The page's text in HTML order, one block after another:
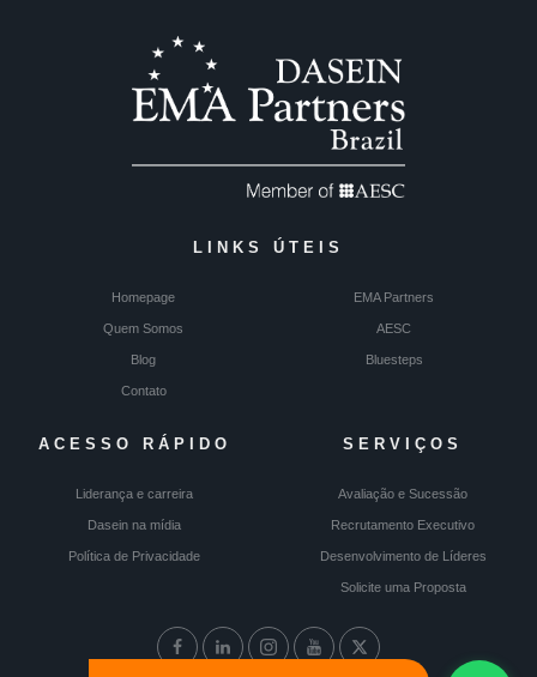
LINKS ÚTEIS
Homepage EMA Partners
Quem Somos AESC
Blog Bluesteps
Contato
ACESSO RÁPIDO
Liderança e carreira
Dasein na mídia
Política de Privacidade
SERVIÇOS
Avaliação e Sucessão
Recrutamento Executivo
Desenvolvimento de Líderes
Solicite uma Proposta